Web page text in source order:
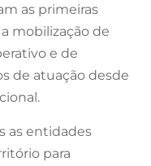
as primeiras
mobilização de
e de
de atuação desde
as entidades
para